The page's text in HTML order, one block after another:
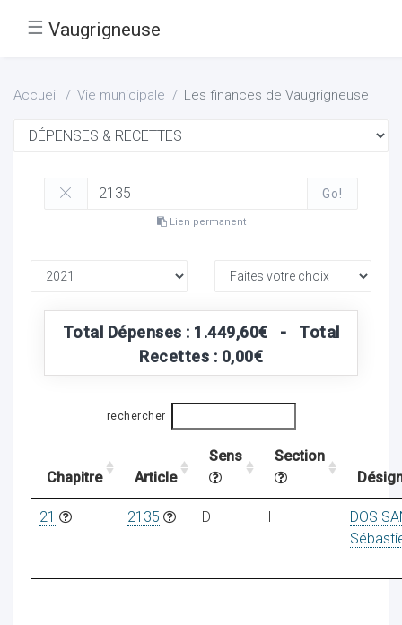
☰ Vaugrigneuse
Accueil Vie municipale Les finances de Vaugrigneuse
Go!
Lien permanent
Total Dépenses : 1.449,60€ - Total
Recettes : 0,00€
rechercher
Chapitre Article
Sens
Section
21 2135 D I
DOS